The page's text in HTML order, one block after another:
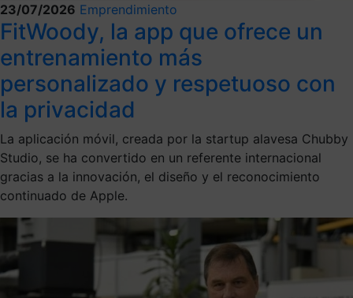
23/07/2026 Emprendimiento
FitWoody, la app que ofrece un
entrenamiento más
personalizado y respetuoso con
la privacidad
La aplicación móvil, creada por la startup alavesa Chubby
Studio, se ha convertido en un referente internacional
gracias a la innovación, el diseño y el reconocimiento
continuado de Apple.